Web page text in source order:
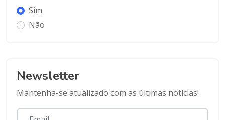
Sim
Não
Newsletter
Mantenha-se atualizado com as últimas notícias!